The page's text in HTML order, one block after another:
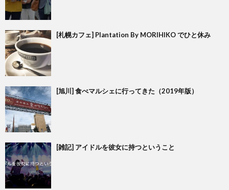
[札幌カフェ] Plantation By MORIHIKO でひと休み
[旭川] 食べマルシェに行ってきた（2019年版）
[雑記] アイドルを彼女に持つということ